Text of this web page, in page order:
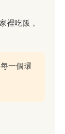
裡吃飯，
一個環